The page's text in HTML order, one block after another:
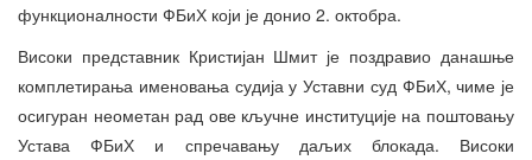
функционалности ФБиХ који је донио 2. октобра.
Високи представник Кристијан Шмит је поздравио данашње
комплетирања именовања судија у Уставни суд ФБиХ, чиме је
осигуран неометан рад ове кључне институције на поштовању
Устава ФБиХ и спречавању даљих блокада. Високи